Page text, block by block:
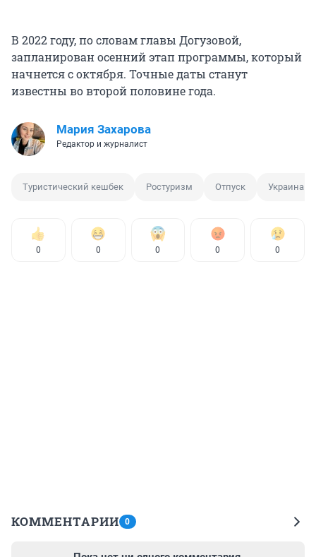
В 2022 году, по словам главы Догузовой,
запланирован осенний этап программы, который
начнется с октября. Точные даты станут
известны во второй половине года.
Мария Захарова
Редактор и журналист
Туристический кешбек Ростуризм Отпуск Украина
0 0 0 0 0
КОММЕНТАРИИ 0